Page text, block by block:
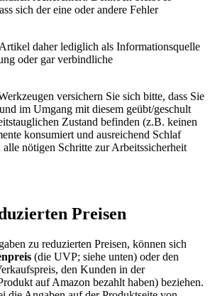
sich der eine oder andere Fehler
daher lediglich als Informationsquelle
oder gar verbindliche
versichern Sie sich bitte, dass Sie
im Umgang mit diesem geübt/geschult
Zustand befinden (z.B. keinen
konsumiert und ausreichend Schlaf
nötigen Schritte zur Arbeitssicherheit
Preisen
zu reduzierten Preisen, können sich
(die UVP; siehe unten) oder den
den Kunden in der
auf Amazon bezahlt haben) beziehen.